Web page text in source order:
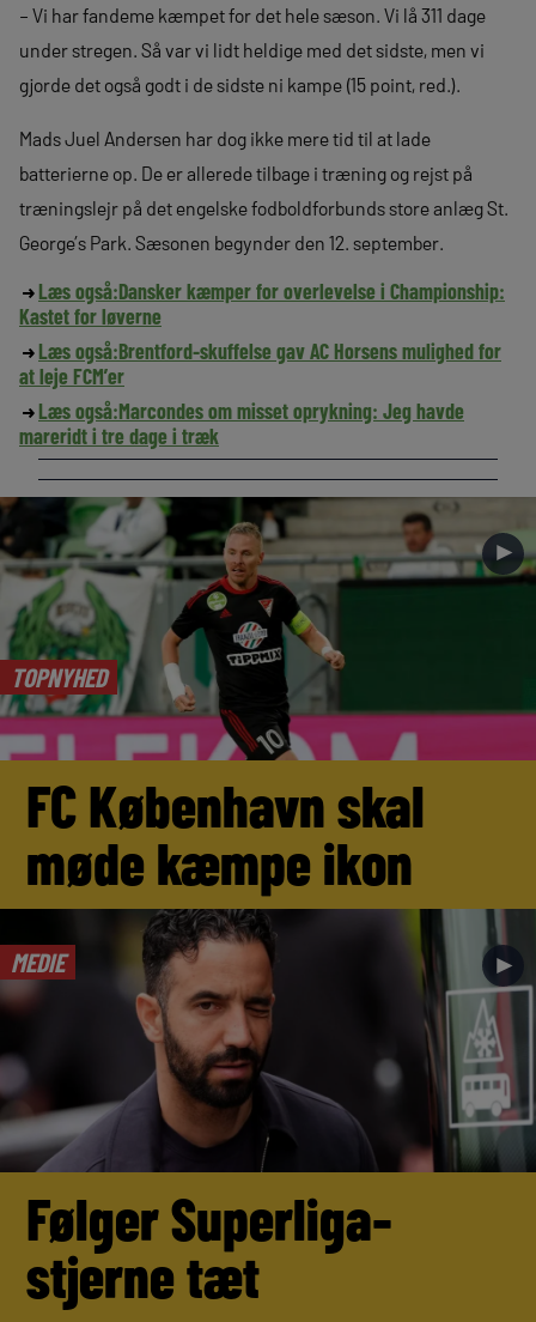
– Vi har fandeme kæmpet for det hele sæson. Vi lå 311 dage
under stregen. Så var vi lidt heldige med det sidste, men vi
gjorde det også godt i de sidste ni kampe (15 point, red.).
Mads Juel Andersen har dog ikke mere tid til at lade
batterierne op. De er allerede tilbage i træning og rejst på
træningslejr på det engelske fodboldforbunds store anlæg St.
George’s Park. Sæsonen begynder den 12. september.
Læs også:Dansker kæmper for overlevelse i Championship:
Kastet for løverne
Læs også:Brentford-skuffelse gav AC Horsens mulighed for
at leje FCM’er
Læs også:Marcondes om misset oprykning: Jeg havde
mareridt i tre dage i træk
TOPNYHED
►
FC København skal
møde kæmpe ikon
MEDIE ►
Følger Superliga-
stjerne tæt